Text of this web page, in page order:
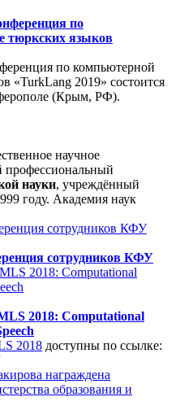
по
тюркских языков
по компьютерной
«TurkLang 2019» состоится
(Крым, РФ).
научное
профессиональный
науки, учреждённый
году. Академия наук
сотрудников КФУ
2018: Computational
2018 доступны по ссылке: